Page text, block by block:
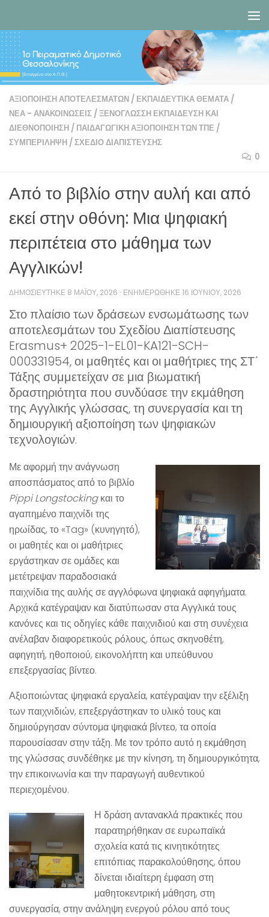
ΑΞΙΟΠΟΊΗΣΗ ΑΠΟΤΕΛΕΣΜΆΤΩΝ / ΕΚΠΑΙΔΕΥΤΙΚΆ ΘΈΜΑΤΑ /
ΝΈΑ - ΑΝΑΚΟΙΝΏΣΕΙΣ /ΞΕΝΟΓΛΩΣΣΗ ΕΚΠΑΊΔΕΥΣΗ ΚΑΙ
ΔΙΕΘΝΟΠΟΊΗΣΗ / ΠΑΙΔΑΓΩΓΙΚΉ ΑΞΙΟΠΟΊΗΣΗ ΤΩΝ ΤΠΕ /
ΣΥΜΠΕΡΊΛΗΨΗ /ΣΧΈΔΙΟ ΔΙΑΠΊΣΤΕΥΣΗΣ
0
Από το βιβλίο στην αυλή και από
εκεί στην οθόνη: Μια ψηφιακή
περιπέτεια στο μάθημα των
Αγγλικών!
ΔΗΜΟΣΙΕΎΤΗΚΕ 8 ΜΑΪ́ΟΥ, 2026 · ΕΝΗΜΕΡΏΘΗΚΕ16 ΙΟΥΝΊΟΥ, 2026
Στο πλαίσιο των δράσεων ενσωμάτωσης των
αποτελεσμάτων του Σχεδίου Διαπίστευσης
Erasmus+ 2025-1-EL01-KA121-SCH-
000331954, οι μαθητές και οι μαθήτριες της ΣΤ΄
Τάξης συμμετείχαν σε μια βιωματική
δραστηριότητα που συνδύασε την εκμάθηση
της Αγγλικής γλώσσας, τη συνεργασία και τη
δημιουργική αξιοποίηση των ψηφιακών
τεχνολογιών.
Με αφορμή την ανάγνωση
αποσπάσματος από το βιβλίο
Pippi Longstockingκαι το
αγαπημένο παιχνίδι της
ηρωίδας, το «Tag» (κυνηγητό),
οι μαθητές και οι μαθήτριες
εργάστηκαν σε ομάδες και
μετέτρεψαν παραδοσιακά
παιχνίδια της αυλής σε αγγλόφωνα ψηφιακά αφηγήματα.
Αρχικά κατέγραψαν και διατύπωσαν στα Αγγλικά τους
κανόνες και τις οδηγίες κάθε παιχνιδιού και στη συνέχεια
ανέλαβαν διαφορετικούς ρόλους, όπως σκηνοθέτη,
αφηγητή, ηθοποιού, εικονολήπτη και υπεύθυνου
επεξεργασίας βίντεο.
Αξιοποιώντας ψηφιακά εργαλεία, κατέγραψαν την εξέλιξη
των παιχνιδιών, επεξεργάστηκαν το υλικό τους και
δημιούργησαν σύντομα ψηφιακά βίντεο, τα οποία
παρουσίασαν στην τάξη. Με τον τρόπο αυτό η εκμάθηση
της γλώσσας συνδέθηκε με την κίνηση, τη δημιουργικότητα,
την επικοινωνία και την παραγωγή αυθεντικού
περιεχομένου.
Η δράση αντανακλά πρακτικές που
παρατηρήθηκαν σε ευρωπαϊκά
σχολεία κατά τις κινητικότητες
επιτόπιας παρακολούθησης, όπου
δίνεται ιδιαίτερη έμφαση στη
μαθητοκεντρική μάθηση, στη
συνεργασία, στην ανάληψη ενεργού ρόλου από τους